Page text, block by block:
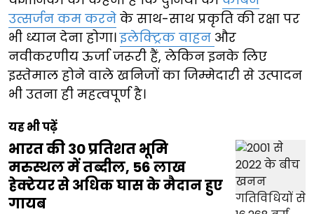
उत्सर्जन कम करने के साथ-साथ प्रकृति की रक्षा पर
भी ध्यान देना होगा।इलेक्ट्रिक वाहन और
नवीकरणीय ऊर्जा जरूरी हैं, लेकिन इनके लिए
इस्तेमाल होने वाले खनिजों का जिम्मेदारी से उत्पादन
भी उतना ही महत्वपूर्ण है।
यह भी पढ़ें
भारत की 30 प्रतिशत भूमि
मरुस्थल में तब्दील, 56 लाख
हेक्टेयर से अधिक घास के मैदान हुए
गायब